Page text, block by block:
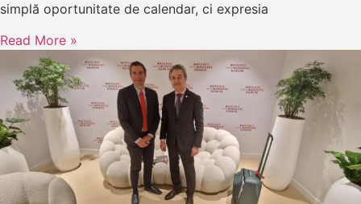
simplă oportunitate de calendar, ci expresia
Read More »